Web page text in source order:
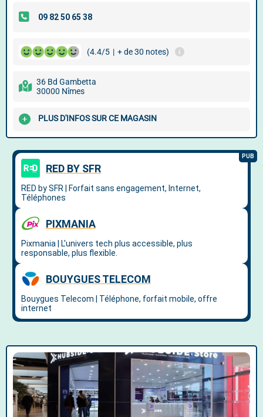
(4.4/5 | + de 30 notes)
36 Bd Gambetta
30000 Nîmes
PLUS D'INFOS SUR CE MAGASIN